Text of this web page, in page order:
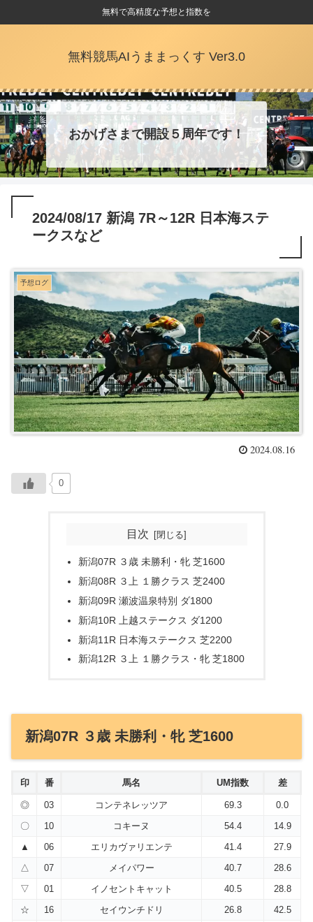
無料で高精度な予想と指数を
無料競馬AIうままっくす Ver3.0
おかげさまで開設５周年です！
2024/08/17 新潟 7R～12R 日本海ステ
ークスなど
予想ログ
2024.08.16
0
目次
新潟07R ３歳 未勝利・牝 芝1600
新潟08R ３上 １勝クラス 芝2400
新潟09R 瀬波温泉特別 ダ1800
新潟10R 上越ステークス ダ1200
新潟11R 日本海ステークス 芝2200
新潟12R ３上 １勝クラス・牝 芝1800
新潟07R ３歳 未勝利・牝 芝1600
印 番 馬名 UM指数 差
◎ 03 コンテネレッツア 69.3
0.0
〇
10 コキーヌ 54.4
14.9
▲
06 エリカヴァリエンテ 41.4
27.9
△
07 メイパワー 40.7
28.6
▽
01 イノセントキャット 40.5
28.8
☆
16 セイウンチドリ 26.8
42.5